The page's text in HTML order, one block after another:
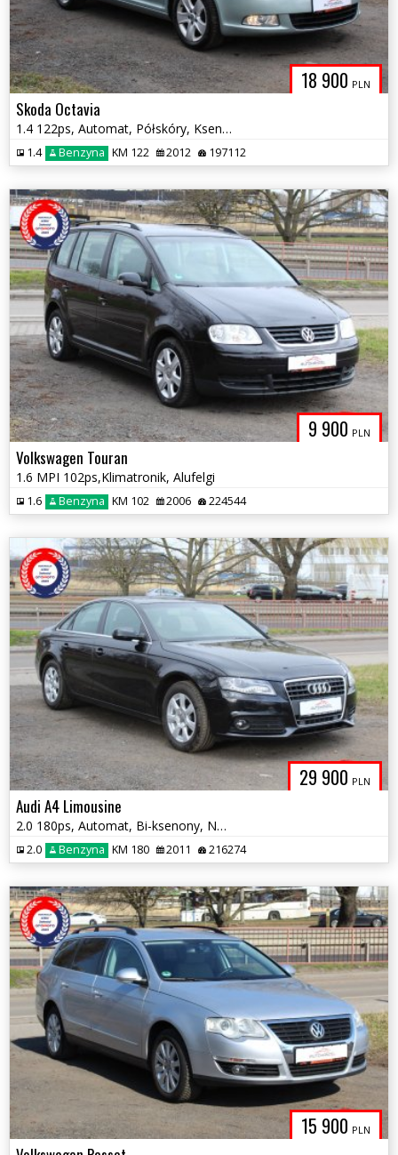
18 900 PLN
Skoda Octavia
1.4 122ps, Automat, Półskóry, Ksenony
1.4 Benzyna KM 122 2012 197112
9 900 PLN
Volkswagen Touran
1.6 MPI 102ps,Klimatronik, Alufelgi
1.6 Benzyna KM 102 2006 224544
29 900 PLN
Audi A4 Limousine
2.0 180ps, Automat, Bi-ksenony, Nawigacja, Webasto
2.0 Benzyna KM 180 2011 216274
15 900 PLN